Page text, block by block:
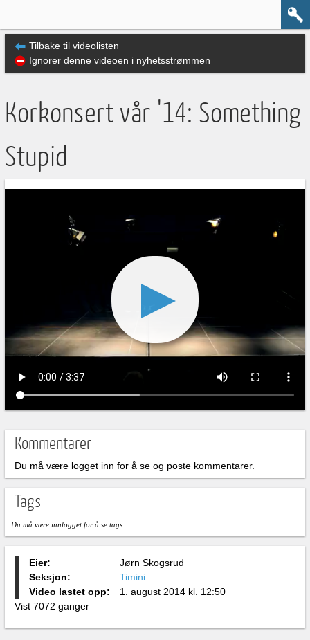
Tilbake til videolisten
Ignorer denne videoen i nyhetsstrømmen
Korkonsert vår '14: Something
Stupid
Kommentarer
Du må være logget inn for å se og poste kommentarer.
Tags
Du må være innlogget for å se tags.
Eier:
Jørn Skogsrud
Seksjon:
Timini
Video lastet opp:
1. august 2014 kl. 12:50
Vist 7072 ganger